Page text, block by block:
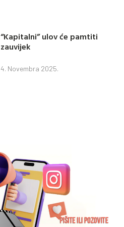
“Kapitalni” ulov će pamtiti
zauvijek
4. Novembra 2025.